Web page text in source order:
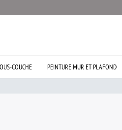
COUCHE PEINTURE MUR ET PLAFOND